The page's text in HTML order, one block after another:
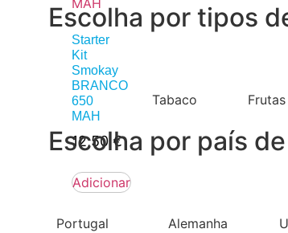
Escolha por tipos
Tabaco Frutas
Escolha por país
Portugal Alemanha
Starter
Kit
Smokay
BRANCO
650
MAH
12,50 €
Adicionar